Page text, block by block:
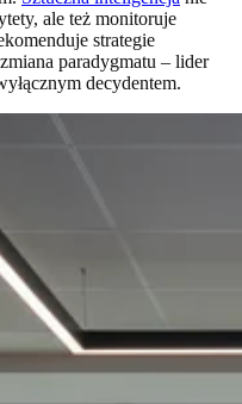
ale też monitoruje
strategie
paradygmatu – lider
decydentem.